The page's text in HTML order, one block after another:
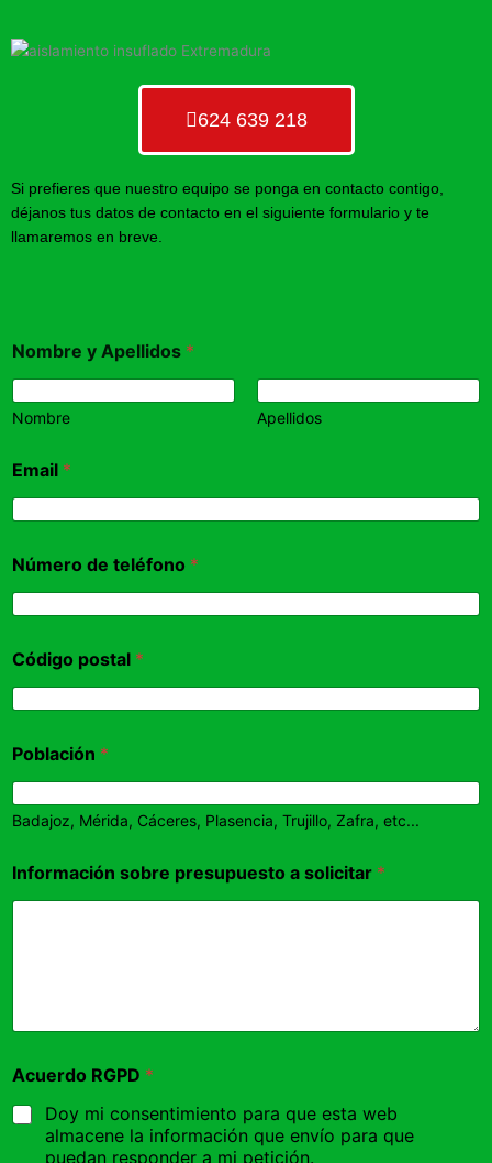
624 639 218
Si prefieres que nuestro equipo se ponga en contacto contigo,
déjanos tus datos de contacto en el siguiente formulario y te
llamaremos en breve.
Nombre y Apellidos *
Nombre Apellidos
Email *
Número de teléfono *
Código postal *
Población *
Badajoz, Mérida, Cáceres, Plasencia, Trujillo, Zafra, etc...
Información sobre presupuesto a solicitar *
Acuerdo RGPD *
Doy mi consentimiento para que esta web
almacene la información que envío para que
puedan responder a mi petición.